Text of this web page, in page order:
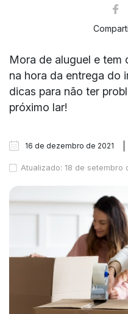
Mora de aluguel e tem
na hora da entrega do
dicas para não ter
próximo lar!
16 de dezembro de 2021
Atualizado: 18 de setembro